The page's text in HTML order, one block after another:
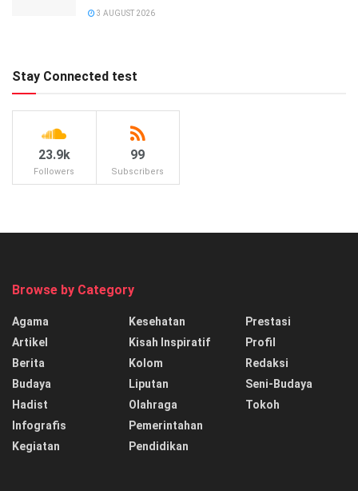
3 AUGUST 2026
Stay Connected test
23.9k
Followers
99
Subscribers
Browse by Category
Agama
Artikel
Berita
Budaya
Hadist
Infografis
Kegiatan
Kesehatan
Kisah Inspiratif
Kolom
Liputan
Olahraga
Pemerintahan
Pendidikan
Prestasi
Profil
Redaksi
Seni-Budaya
Tokoh